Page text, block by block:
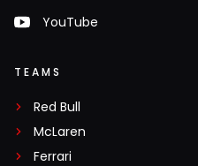
YouTube
TEAMS
Red Bull
McLaren
Ferrari